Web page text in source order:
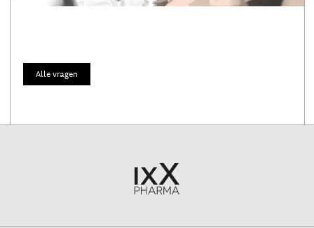
Alle vragen